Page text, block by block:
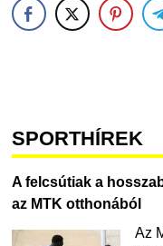
SPORTHÍREK
A felcsútiak a
az MTK otthonából
Az